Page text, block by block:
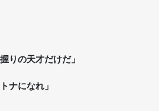
りの天才だけだ」
ナになれ」